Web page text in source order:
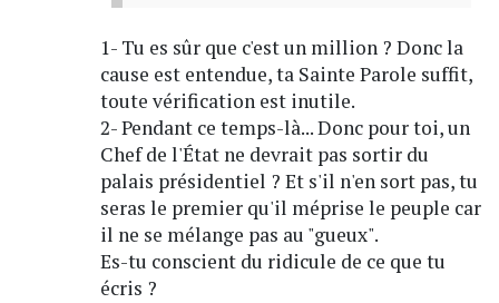
1- Tu es sûr que c'est un million ? Donc la
cause est entendue, ta Sainte Parole suffit,
toute vérification est inutile.
2- Pendant ce temps-là... Donc pour toi, un
Chef de l'État ne devrait pas sortir du
palais présidentiel ? Et s'il n'en sort pas, tu
seras le premier qu'il méprise le peuple car
il ne se mélange pas au "gueux".
Es-tu conscient du ridicule de ce que tu
écris ?